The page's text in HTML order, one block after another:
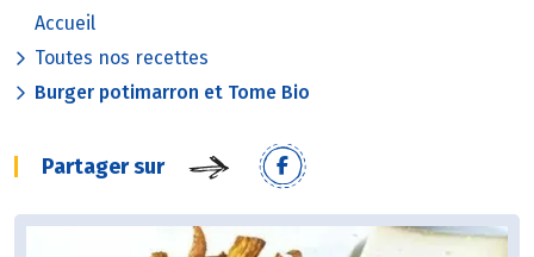
Accueil
Toutes nos recettes
Burger potimarron et Tome Bio
Partager sur